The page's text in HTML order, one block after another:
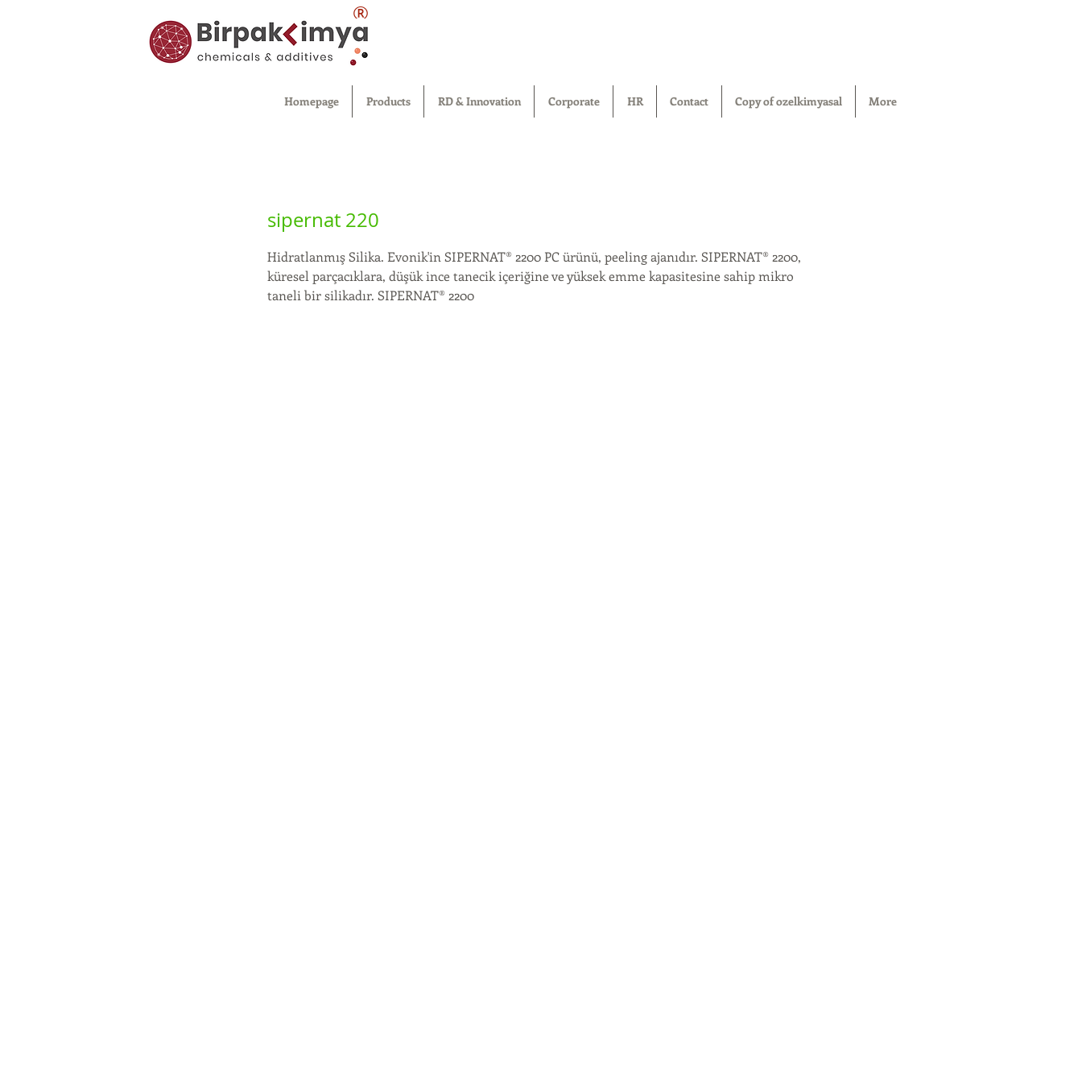
®
Homepage Products RD & Innovation Corporate HR Contact Copy of ozelkimyasal More
sipernat 220
Hidratlanmış Silika. Evonik'in SIPERNAT® 2200 PC ürünü, peeling ajanıdır. SIPERNAT® 2200,
küresel parçacıklara, düşük ince tanecik içeriğine ve yüksek emme kapasitesine sahip mikro
taneli bir silikadır. SIPERNAT® 2200